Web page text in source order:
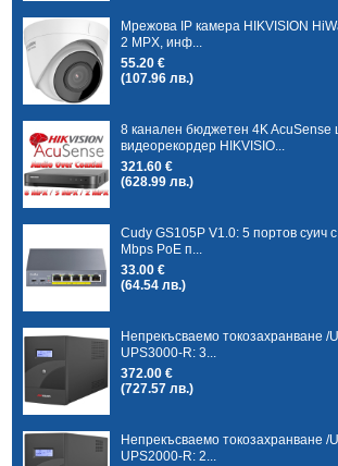
Мрежова IP камера HIKVISION
2 MPX, инф...
55.20 €
(107.96 лв.)
8 канален бюджетен 4K AcuSense
видеорекордер HIKVISIO...
321.60 €
(628.99 лв.)
Cudy GS105P V1.0: 5 портов суич
Mbps PoE п...
33.00 €
(64.54 лв.)
Непрекъсваемо токозахранване /
UPS3000-R: 3...
372.00 €
(727.57 лв.)
Непрекъсваемо токозахранване /
UPS2000-R: 2...